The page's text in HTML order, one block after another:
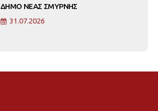
ΔΗΜΟ ΝΕΑΣ ΣΜΥΡΝΗΣ
31.07.2026